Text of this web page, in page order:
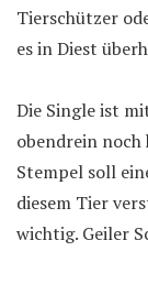
Tierschützer
es in Diest
Die Single ist
obendrein noch
Stempel soll
diesem Tier
wichtig. Geiler